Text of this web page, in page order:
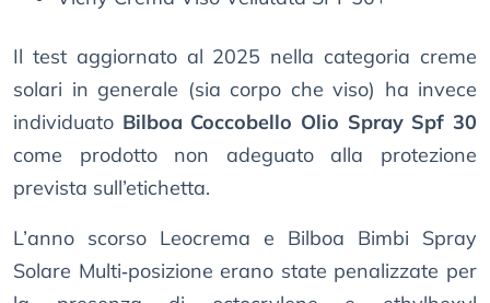
Il test aggiornato al 2025 nella categoria creme
solari in generale (sia corpo che viso) ha invece
individuato Bilboa Coccobello Olio Spray Spf 30
come prodotto non adeguato alla protezione
prevista sull’etichetta.
L’anno scorso Leocrema e Bilboa Bimbi Spray
Solare Multi‑posizione erano state penalizzate per